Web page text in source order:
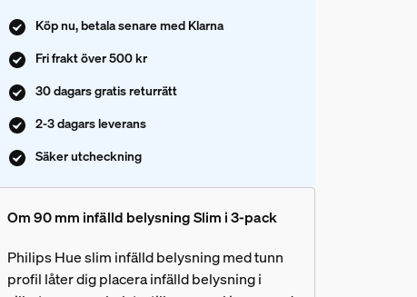
Köp nu, betala senare med Klarna
Fri frakt över 500 kr
30 dagars gratis returrätt
2-3 dagars leverans
Säker utcheckning
Om 90 mm infälld belysning Slim i 3-pack
Philips Hue slim infälld belysning med tunn
profil låter dig placera infälld belysning i